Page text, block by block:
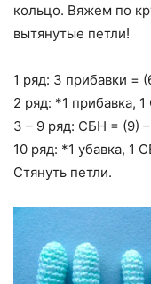
кольцо. Вяжем по
вытянутые петли!
1 ряд: 3 прибавки =
2 ряд: *1 прибавка,
3 – 9 ряд: СБН = (9)
10 ряд: *1 убавка, 1
Стянуть петли.